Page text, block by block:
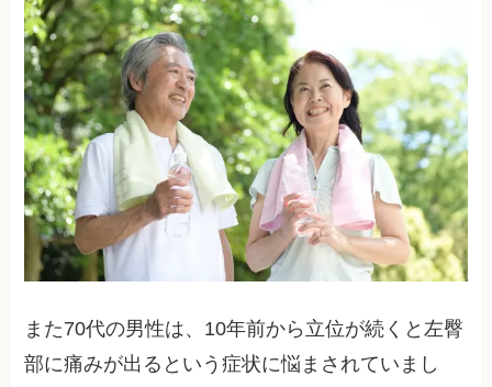
また70代の男性は、10年前から立位が続くと左臀
部に痛みが出るという症状に悩まされていまし